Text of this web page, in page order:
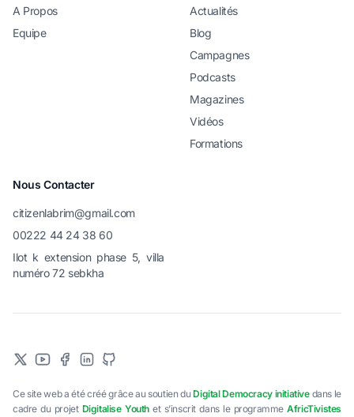
A Propos
Equipe
Actualités
Blog
Campagnes
Podcasts
Magazines
Vidéos
Formations
Nous Contacter
citizenlabrim@gmail.com
00222 44 24 38 60
Ilot k extension phase 5, villa
numéro 72 sebkha
Ce site web a été créé grâce au soutien duDigital Democracy initiativedans le
cadre du projet Digitalise Youthet s’inscrit dans le programmeAfricTivistes